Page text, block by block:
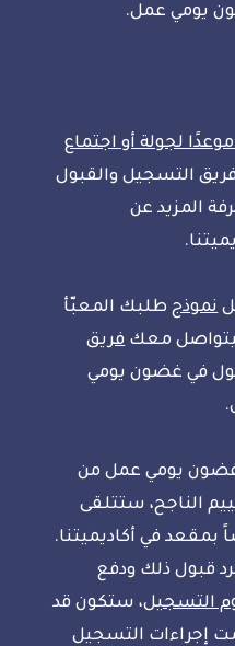
يومي عمل من
الناجح، ستتلقى
بمقعد في أكاديميتنا.
قبول ذلك ودفع
التسجيل، ستكون قد
إجراءات التسجيل
نموذجطلبك المعبّأ
معكفريق
في غضون يومي
لجولة أو اجتماع
التسجيل والقبول
المزيد عن
يومي عمل.